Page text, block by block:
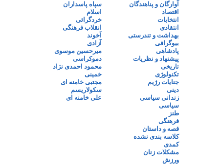
آوارگان و پناهندگان
اقتصاد
انتخابات
انتقادی
بهداشت و تندرستی
بیوگرافی
پادشاهی
پیشنهاد و نظریات
تاریخی
تکنولوژی
جنایات رژیم
دینی
زندانی سیاسی
سیاسی
طنز
فرهنگی
قصه و داستان
کلاسه بندی نشده
کمدی
مشکلات زنان
ورزش
سپاه پاسداران
اسلام
خردگرائی
انقلاب فرهنگی
آخوند
آزادی
میرحسین موسوی
دموکراسی
محمود احمدی نژاد
خمینی
مجتبی خامنه ای
سکولاریسم
علی خامنه ای